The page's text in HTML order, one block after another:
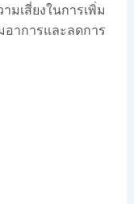
เสี่ยงในการเพิ่ม
าการและลดการ